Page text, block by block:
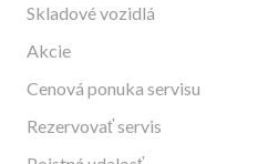
Skladové vozidlá
Akcie
Cenová ponuka servisu
Rezervovať servis